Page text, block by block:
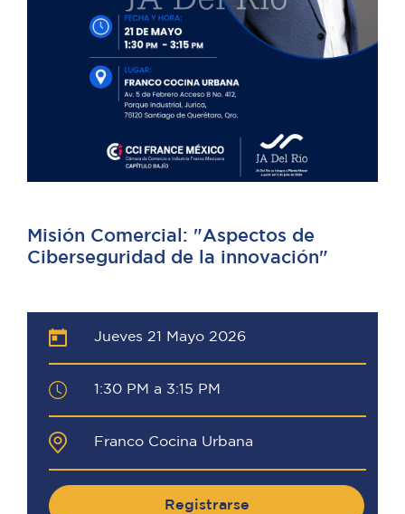
Misión Comercial: "Aspectos de
Ciberseguridad de la innovación"
Jueves 21 Mayo 2026
1:30 PM a 3:15 PM
Franco Cocina Urbana
Registrarse